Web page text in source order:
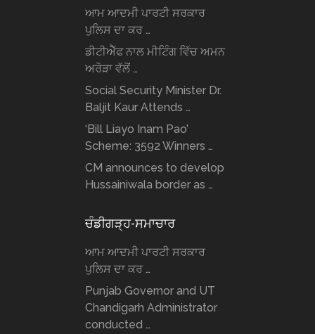
ਆਮ ਆਦਮੀ ਪਾਰਟੀ ਸਰਕਾਰ
ਪੁਲਿਸ ਦਾ ਕਰ …
ਡੀਟੀਐੱਫ ਨਾਲ ਮੀਟਿੰਗ ਵਿੱਚ ਅਮਨ
ਅਰੋੜਾ ਵੱਲੋਂ …
Social Security Minister Dr.
Baljit Kaur Attends …
‘Bill Liayo Inam Pao’
Scheme: 3592 Winners …
CM announces to develop
Hussainiwala border as …
ਚੰਡੀਗੜ੍ਹ-ਸਮਾਚਾਰ
ਆਮ ਆਦਮੀ ਪਾਰਟੀ ਸਰਕਾਰ
ਪੁਲਿਸ ਦਾ ਕਰ …
Punjab Governor and UT
Chandigarh Administrator
conducted …